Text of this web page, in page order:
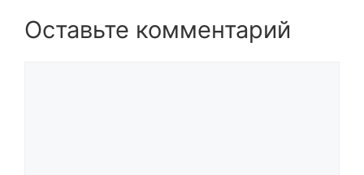
Оставьте комментарий